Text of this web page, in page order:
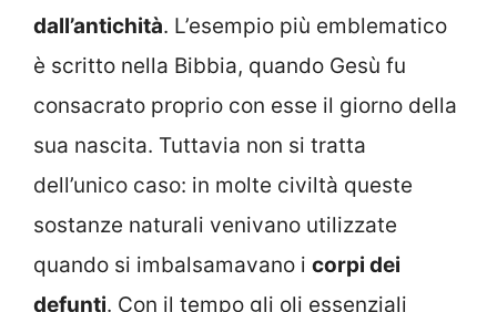
dall’antichità. L’esempio più emblematico
è scritto nella Bibbia, quando Gesù fu
consacrato proprio con esse il giorno della
sua nascita. Tuttavia non si tratta
dell’unico caso: in molte civiltà queste
sostanze naturali venivano utilizzate
quando si imbalsamavano i corpi dei
defunti. Con il tempo gli oli essenziali